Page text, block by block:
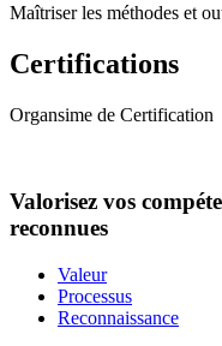
Maîtriser les méthodes et
Certifications
Organsime de Certification
Valorisez vos
reconnues
Valeur
Processus
Reconnaissance